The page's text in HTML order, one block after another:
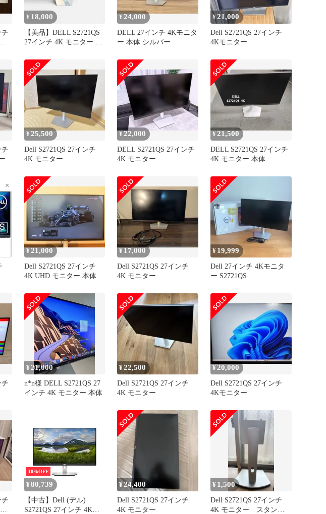
チ
¥ 18,000
【美品】DELL S2721QS
27インチ 4K モニター 本
¥ 24,000
DELL 27インチ 4Kモニタ
ー 本体 シルバー
¥21,000
Dell S2721QS 27インチ
4Kモニター
チ
¥ 25,500
Dell S2721QS 27インチ
4K モニター
¥ 22,000
DELL S2721QS 27インチ
4K モニター
¥ 21,500
DELL S2721QS 27インチ
4K モニター 本体
¥21,000
Dell S2721QS 27インチ
4K UHD モニター 本体
¥17,000
Dell S2721QS 27インチ
4K モニター
¥ 19,999
Dell 27インチ 4Kモニタ
ー S2721QS
チ
¥ 21,000
n*n様 DELL S2721QS 27
インチ 4K モニター 本体
¥22,500
Dell S2721QS 27インチ
4K モニター
¥ 20,000
Dell S2721QS 27インチ
4Kモニター
チ
10%OFF
¥ 80,739
【中古】Dell (デル)
S2721QS 27インチ 4K
¥24,400
Dell S2721QS 27インチ
4K モニター
¥ 1,500
Dell S2721QS 27インチ
4K モニター スタンド